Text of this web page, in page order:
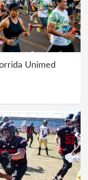
Unimed